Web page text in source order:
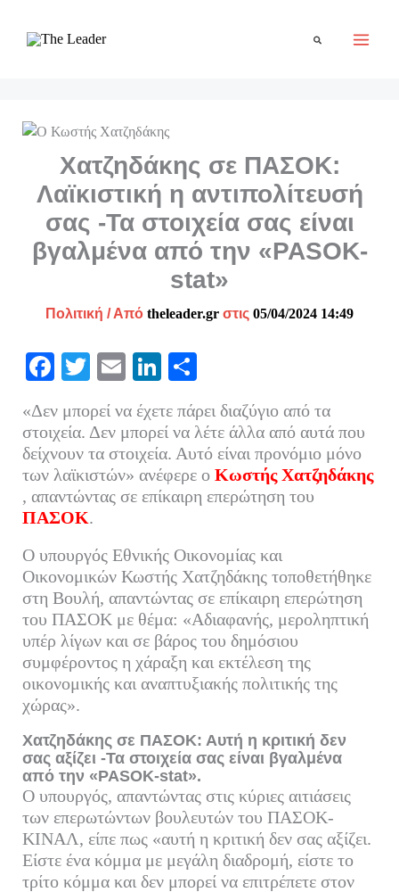
Αναζήτηση
Χατζηδάκης σε ΠΑΣΟΚ:
Λαϊκιστική η αντιπολίτευσή
σας -Τα στοιχεία σας είναι
βγαλμένα από την «PASOK-
stat»
Πολιτική / Από theleader.gr στις 05/04/2024 14:49
Fa
bo
ok
T
tte
r
E
ail
Li
ed
In
ρ
α
στ
εί
«Δεν μπορεί να έχετε πάρει διαζύγιο από τα
στοιχεία. Δεν μπορεί να λέτε άλλα από αυτά που
δείχνουν τα στοιχεία. Αυτό είναι προνόμιο μόνο
των λαϊκιστών» ανέφερε ο Κωστής Χατζηδάκης
, απαντώντας σε επίκαιρη επερώτηση του
ΠΑΣΟΚ.
Ο υπουργός Εθνικής Οικονομίας και
Οικονομικών Κωστής Χατζηδάκης τοποθετήθηκε
στη Βουλή, απαντώντας σε επίκαιρη επερώτηση
του ΠΑΣΟΚ με θέμα: «Αδιαφανής, μεροληπτική
υπέρ λίγων και σε βάρος του δημόσιου
συμφέροντος η χάραξη και εκτέλεση της
οικονομικής και αναπτυξιακής πολιτικής της
χώρας».
Χατζηδάκης σε ΠΑΣΟΚ: Αυτή η κριτική δεν
σας αξίζει -Τα στοιχεία σας είναι βγαλμένα
από την «PASOK-stat».
Ο υπουργός, απαντώντας στις κύριες αιτιάσεις
των επερωτώντων βουλευτών του ΠΑΣΟΚ-
ΚΙΝΑΛ, είπε πως «αυτή η κριτική δεν σας αξίζει.
Είστε ένα κόμμα με μεγάλη διαδρομή, είστε το
τρίτο κόμμα και δεν μπορεί να επιτρέπετε στον